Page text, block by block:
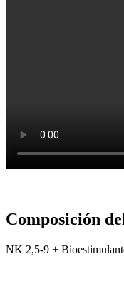
Composición
NK 2,5-9 +